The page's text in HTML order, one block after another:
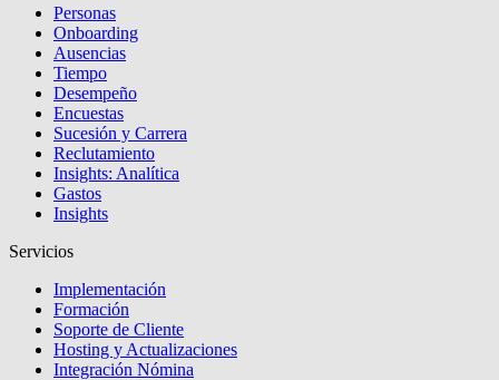
Personas
Onboarding
Ausencias
Tiempo
Desempeño
Encuestas
Sucesión y Carrera
Reclutamiento
Insights: Analítica
Gastos
Insights
Servicios
Implementación
Formación
Soporte de Cliente
Hosting y Actualizaciones
Integración Nómina